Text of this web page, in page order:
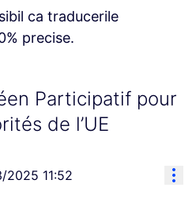
ca traducerile
precise.
Participatif pour
de l’UE
2025 11:52